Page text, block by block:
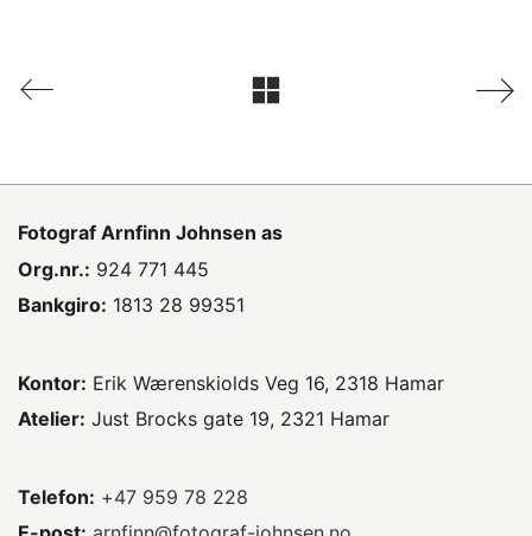
Fotograf Arnfinn Johnsen as
Org.nr.: 924 771 445
Bankgiro: 1813 28 99351
Kontor: Erik Wærenskiolds Veg 16, 2318 Hamar
Atelier: Just Brocks gate 19, 2321 Hamar
Telefon: +47 959 78 228